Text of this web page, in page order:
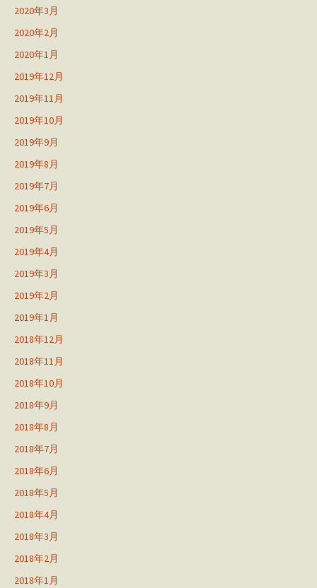
2020年3月
2020年2月
2020年1月
2019年12月
2019年11月
2019年10月
2019年9月
2019年8月
2019年7月
2019年6月
2019年5月
2019年4月
2019年3月
2019年2月
2019年1月
2018年12月
2018年11月
2018年10月
2018年9月
2018年8月
2018年7月
2018年6月
2018年5月
2018年4月
2018年3月
2018年2月
2018年1月